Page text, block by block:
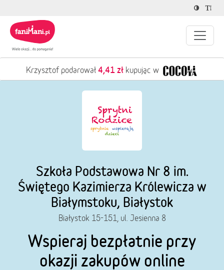
Ewelina podarowała4,22 złkupując w
Szkoła Podstawowa Nr 8 im.
Świętego Kazimierza Królewicza w
Białymstoku, Białystok
Białystok 15-151, ul. Jesienna 8
Wspieraj bezpłatnie przy
okazji zakupów online